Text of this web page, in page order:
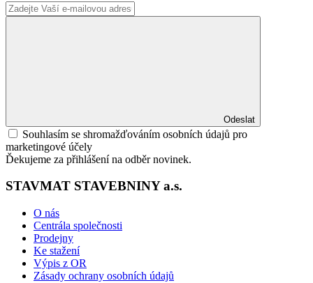
Odeslat
Souhlasím se shromažďováním osobních údajů pro
marketingové účely
Ďekujeme za přihlášení na odběr novinek.
STAVMAT STAVEBNINY a.s.
O nás
Centrála společnosti
Prodejny
Ke stažení
Výpis z OR
Zásady ochrany osobních údajů